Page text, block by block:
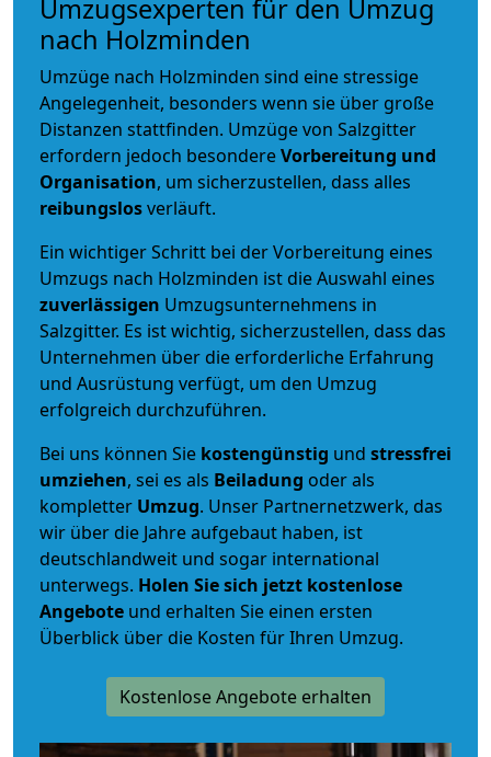
Umzugsexperten für den Umzug
nach Holzminden
Umzüge nach Holzminden sind eine stressige
Angelegenheit, besonders wenn sie über große
Distanzen stattfinden. Umzüge von Salzgitter
erfordern jedoch besondereVorbereitung und
Organisation, um sicherzustellen, dass alles
reibungslosverläuft.
Ein wichtiger Schritt bei der Vorbereitung eines
Umzugs nach Holzminden ist die Auswahl eines
zuverlässigen Umzugsunternehmens in
Salzgitter. Es ist wichtig, sicherzustellen, dass das
Unternehmen über die erforderliche Erfahrung
und Ausrüstung verfügt, um den Umzug
erfolgreich durchzuführen.
Bei uns können Sie kostengünstig und stressfrei
umziehen, sei es als Beiladung oder als
kompletter Umzug. Unser Partnernetzwerk, das
wir über die Jahre aufgebaut haben, ist
deutschlandweit und sogar international
unterwegs. Holen Sie sich jetzt kostenlose
Angebote und erhalten Sie einen ersten
Überblick über die Kosten für Ihren Umzug.
Kostenlose Angebote erhalten